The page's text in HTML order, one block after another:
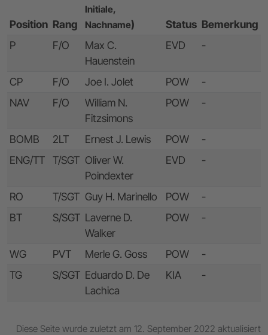
Position Rang
Initiale,
Nachname) Status Bemerkung
P
F/O
Max C.
Hauenstein
EVD -
CP F/O Joe I. Jolet POW
-
NAV
F/O
William N.
Fitzsimons
POW -
BOMB 2LT Ernest J. Lewis POW
-
ENG/TT
T/SGT Oliver W.
Poindexter
EVD -
RO T/SGT Guy H. Marinello POW
-
BT
S/SGT Laverne D.
Walker
POW -
WG PVT Merle G. Goss POW
-
TG
S/SGT Eduardo D. De
Lachica
KIA -
Diese Seite wurde zuletzt am 12. September 2022 aktualisiert